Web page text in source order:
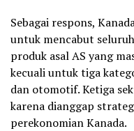
Sebagai respons,
untuk mencabut
produk asal AS yang
kecuali untuk tiga
dan otomotif. Ketiga
karena dianggap
perekonomian Kanada.